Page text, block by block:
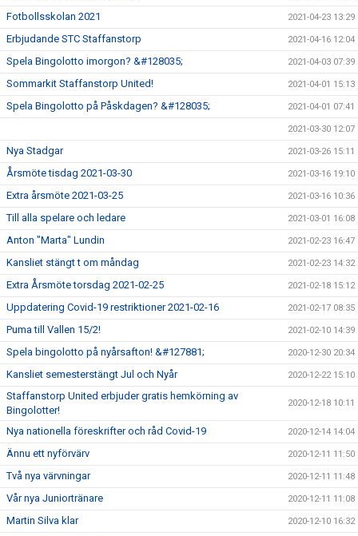
Fotbollsskolan 2021 2021-04-23 13:29
Erbjudande STC Staffanstorp 2021-04-16 12:04
Spela Bingolotto imorgon? &#128035; 2021-04-03 07:39
Sommarkit Staffanstorp United! 2021-04-01 15:13
Spela Bingolotto på Påskdagen? &#128035; 2021-04-01 07:41
2021-03-30 12:07
Nya Stadgar 2021-03-26 15:11
Årsmöte tisdag 2021-03-30 2021-03-16 19:10
Extra årsmöte 2021-03-25 2021-03-16 10:36
Till alla spelare och ledare 2021-03-01 16:08
Anton "Marta" Lundin 2021-02-23 16:47
Kansliet stängt t om måndag 2021-02-23 14:32
Extra Årsmöte torsdag 2021-02-25 2021-02-18 15:12
Uppdatering Covid-19 restriktioner 2021-02-16 2021-02-17 08:35
Puma till Vallen 15/2! 2021-02-10 14:39
Spela bingolotto på nyårsafton! &#127881; 2020-12-30 20:34
Kansliet semesterstängt Jul och Nyår 2020-12-22 15:10
Staffanstorp United erbjuder gratis hemkörning av
Bingolotter!
2020-12-18 10:11
Nya nationella föreskrifter och råd Covid-19 2020-12-14 14:04
Ännu ett nyförvärv 2020-12-11 11:50
Två nya värvningar 2020-12-11 11:48
Vår nya Juniortränare 2020-12-11 11:08
Martin Silva klar 2020-12-10 16:32